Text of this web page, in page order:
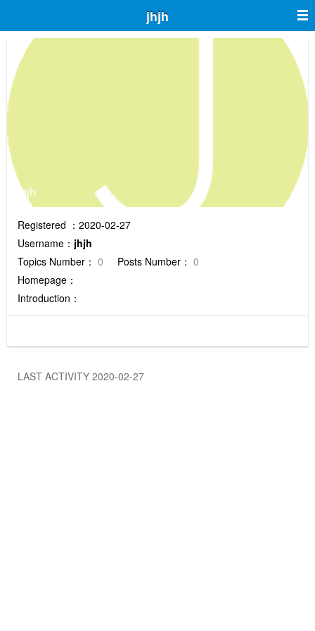
jhjh
jhjh
Registered ：2020-02-27
Username： jhjh
Topics Number： 0 Posts Number： 0
Homepage：
Introduction：
LAST ACTIVITY 2020-02-27